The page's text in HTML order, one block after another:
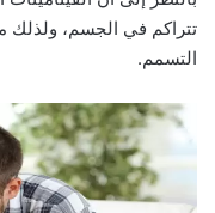
تتراكم في الجسم، ولذلك
التسمم.